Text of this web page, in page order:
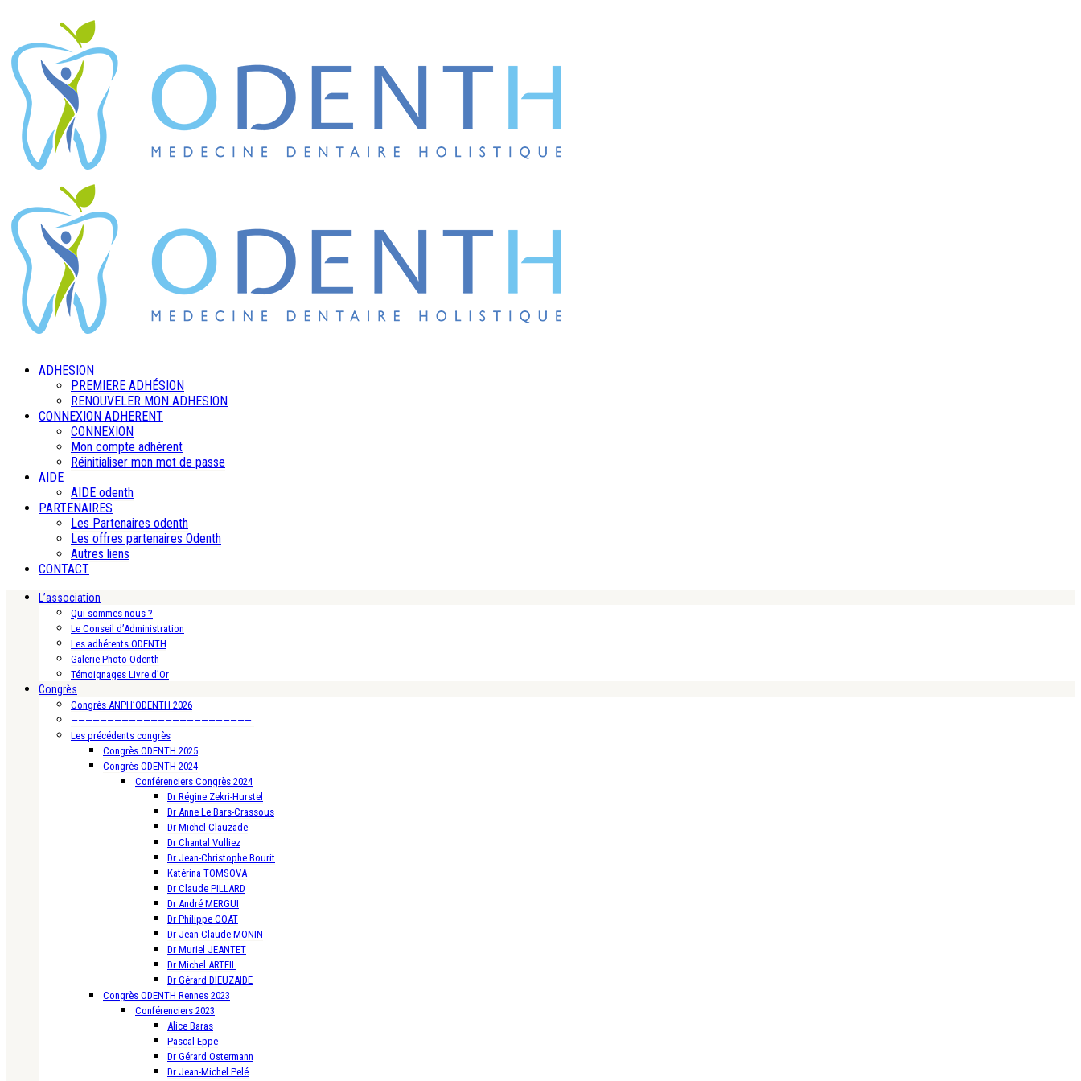
ADHESION
PREMIERE ADHÉSION
RENOUVELER MON ADHESION
CONNEXION ADHERENT
CONNEXION
Mon compte adhérent
Réinitialiser mon mot de passe
AIDE
AIDE odenth
PARTENAIRES
Les Partenaires odenth
Les offres partenaires Odenth
Autres liens
CONTACT
L’association
Qui sommes nous ?
Le Conseil d’Administration
Les adhérents ODENTH
Galerie Photo Odenth
Témoignages Livre d’Or
Congrès
Congrès ANPH’ODENTH 2026
—————————————————————————-
Les précédents congrès
Congrès ODENTH 2025
Congrès ODENTH 2024
Conférenciers Congrès 2024
Dr Régine Zekri-Hurstel
Dr Anne Le Bars-Crassous
Dr Michel Clauzade
Dr Chantal Vulliez
Dr Jean-Christophe Bourit
Katérina TOMSOVA
Dr Claude PILLARD
Dr André MERGUI
Dr Philippe COAT
Dr Jean-Claude MONIN
Dr Muriel JEANTET
Dr Michel ARTEIL
Dr Gérard DIEUZAIDE
Congrès ODENTH Rennes 2023
Conférenciers 2023
Alice Baras
Pascal Eppe
Dr Gérard Ostermann
Dr Jean-Michel Pelé